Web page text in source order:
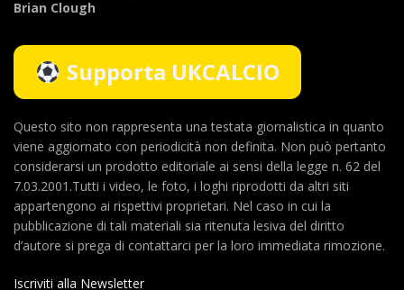
Brian Clough
Supporta UKCALCIO
Questo sito non rappresenta una testata giornalistica in quanto
viene aggiornato con periodicità non definita. Non può pertanto
considerarsi un prodotto editoriale ai sensi della legge n. 62 del
7.03.2001.Tutti i video, le foto, i loghi riprodotti da altri siti
appartengono ai rispettivi proprietari. Nel caso in cui la
pubblicazione di tali materiali sia ritenuta lesiva del diritto
d’autore si prega di contattarci per la loro immediata rimozione.
Iscriviti alla Newsletter